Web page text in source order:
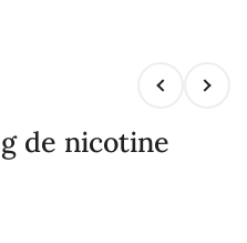
de nicotine